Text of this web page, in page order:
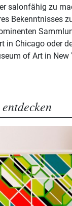
salonfähig zu
Bekenntnisses
in Chicago oder
of Art in New